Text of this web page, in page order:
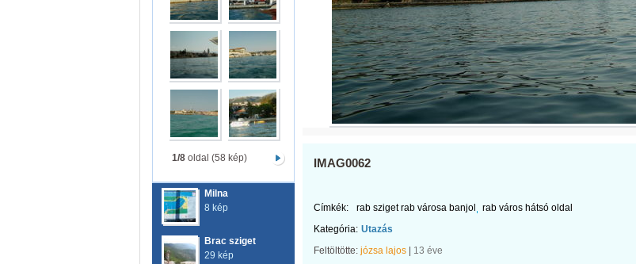
1/8oldal (58 kép)
Milna
8 kép
Brac sziget
29 kép
IMAG0062
Címkék: rab sziget rab városa banjol
rab város hátsó oldal
Kategória: Utazás
Feltöltötte: józsa lajos
13 éve